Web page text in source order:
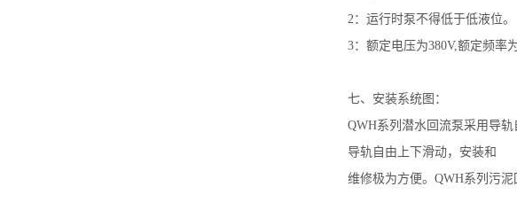
2：运行时泵不得低于低液位。
3：额定电压为380V,额定频率
七、安装系统图：
QWH系列潜水回流泵采用导
导轨自由上下滑动，安装和
维修极为方便。QWH系列污